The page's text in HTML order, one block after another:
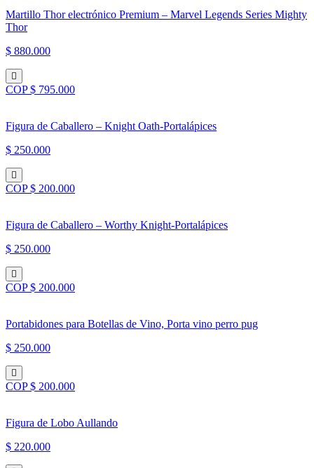
Martillo Thor electrónico Premium – Marvel Legends Series Mighty
Thor
$ 880.000
COP $ 795.000
Figura de Caballero – Knight Oath-Portalápices
$ 250.000
COP $ 200.000
Figura de Caballero – Worthy Knight-Portalápices
$ 250.000
COP $ 200.000
Portabidones para Botellas de Vino, Porta vino perro pug
$ 250.000
COP $ 200.000
Figura de Lobo Aullando
$ 220.000